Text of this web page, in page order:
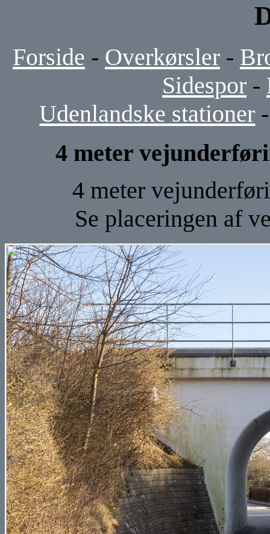
Forside - Overkørsler -
Sidespor -
Udenlandske stationer
4 meter
4 meter
Se placeringen af